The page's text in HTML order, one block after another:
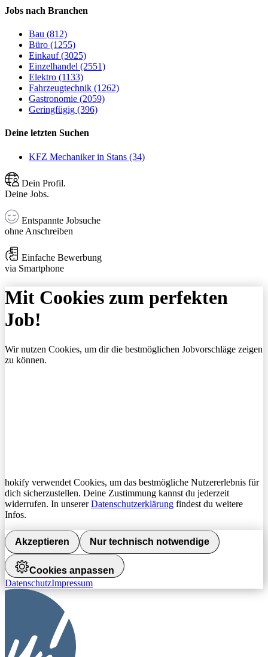
Jobs nach Branchen
Bau (812)
Büro (1255)
Einkauf (3025)
Einzelhandel (2551)
Elektro (1133)
Fahrzeugtechnik (1262)
Gastronomie (2059)
Geringfügig (396)
Deine letzten Suchen
KFZ Mechaniker in Stans (34)
Dein Profil.
Deine Jobs.
Entspannte Jobsuche
ohne Anschreiben
Einfache Bewerbung
via Smartphone
Mit Cookies zum perfekten
Job!
Wir nutzen Cookies, um dir die bestmöglichen Jobvorschläge zeigen
zu können.
hokify verwendet Cookies, um das bestmögliche Nutzererlebnis für
dich sicherzustellen. Deine Zustimmung kannst du jederzeit
widerrufen. In unsererDatenschutzerklärung findest du weitere
Infos.
Akzeptieren Nur technisch notwendige
Cookies anpassen
DatenschutzImpressum